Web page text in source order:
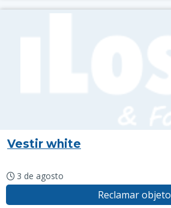
Vestir white
3 de agosto
Reclamar objeto